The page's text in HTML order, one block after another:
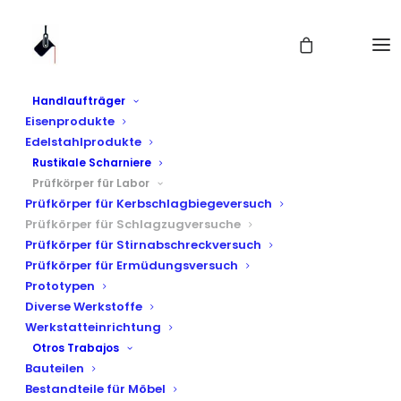
Handlaufträger
Eisenprodukte
Edelstahlprodukte
Rustikale Scharniere
Prüfkörper für Labor
Prüfkörper für Kerbschlagbiegeversuch
Prüfkörper für Schlagzugversuche
Prüfkörper für Stirnabschreckversuch
Prüfkörper für Ermüdungsversuch
Prototypen
Diverse Werkstoffe
Werkstatteinrichtung
Otros Trabajos
Bauteilen
Bestandteile für Möbel
Prüfkörper für
Schlagzugversuche